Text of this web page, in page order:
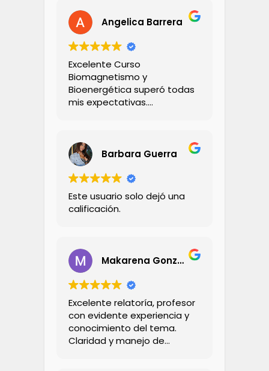
Angelica Barrera
Excelente Curso
Biomagnetismo y
Bioenergética superó todas
mis expectativas.
Explica con claridad,
creatividad y empatía ,
didactico con sus ejemplos
,su comunicación con los
alumnos es muy profesional!
Me encantó 💯%
Recomendado!
Barbara Guerra
Este usuario solo dejó una
calificación.
Makarena Gonzalez Dinamarca
Excelente relatoría, profesor
con evidente experiencia y
conocimiento del tema.
Claridad y manejo de